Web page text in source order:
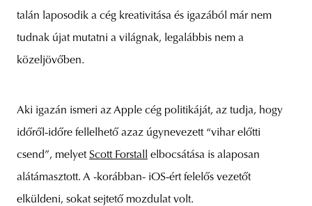
talán laposodik a cég kreativitása és igazából már nem
tudnak újat mutatni a világnak, legalábbis nem a
közeljövőben.
Aki igazán ismeri az Apple cég politikáját, az tudja, hogy
időről-időre fellelhető azaz úgynevezett “vihar előtti
csend”, melyetScott Forstall
elbocsátása is alaposan
alátámasztott. A -korábban- iOS-ért felelős vezetőt
elküldeni, sokat sejtető mozdulat volt.